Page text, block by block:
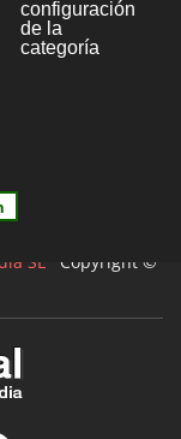
S.L.
SLCopyright ©